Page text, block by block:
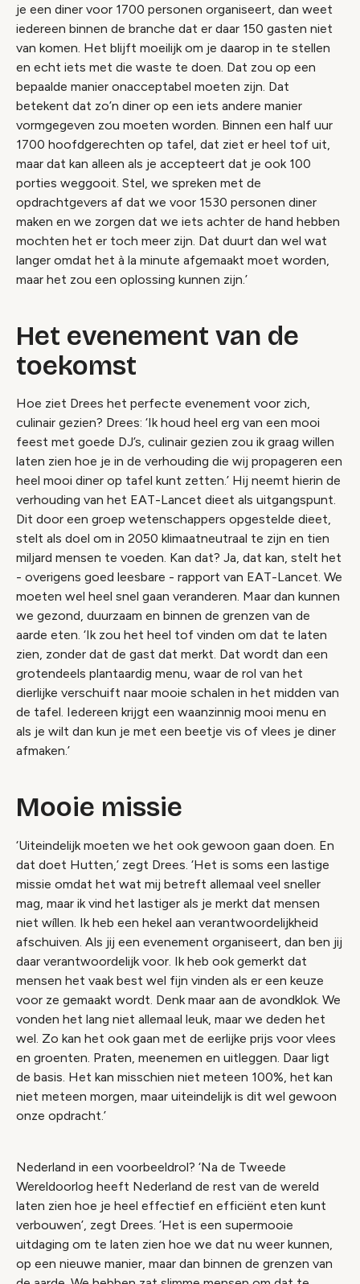
je een diner voor 1700 personen organiseert, dan weet
iedereen binnen de branche dat er daar 150 gasten niet
van komen. Het blijft moeilijk om je daarop in te stellen
en echt iets met die waste te doen. Dat zou op een
bepaalde manier onacceptabel moeten zijn. Dat
betekent dat zo’n diner op een iets andere manier
vormgegeven zou moeten worden. Binnen een half uur
1700 hoofdgerechten op tafel, dat ziet er heel tof uit,
maar dat kan alleen als je accepteert dat je ook 100
porties weggooit. Stel, we spreken met de
opdrachtgevers af dat we voor 1530 personen diner
maken en we zorgen dat we iets achter de hand hebben
mochten het er toch meer zijn. Dat duurt dan wel wat
langer omdat het à la minute afgemaakt moet worden,
maar het zou een oplossing kunnen zijn.’
Het evenement van de
toekomst
Hoe ziet Drees het perfecte evenement voor zich,
culinair gezien? Drees: ‘Ik houd heel erg van een mooi
feest met goede DJ’s, culinair gezien zou ik graag willen
laten zien hoe je in de verhouding die wij propageren een
heel mooi diner op tafel kunt zetten.’ Hij neemt hierin de
verhouding van het EAT-Lancet dieet als uitgangspunt.
Dit door een groep wetenschappers opgestelde dieet,
stelt als doel om in 2050 klimaatneutraal te zijn en tien
miljard mensen te voeden. Kan dat? Ja, dat kan, stelt het
- overigens goed leesbare - rapport van EAT-Lancet. We
moeten wel heel snel gaan veranderen. Maar dan kunnen
we gezond, duurzaam en binnen de grenzen van de
aarde eten. ‘Ik zou het heel tof vinden om dat te laten
zien, zonder dat de gast dat merkt. Dat wordt dan een
grotendeels plantaardig menu, waar de rol van het
dierlijke verschuift naar mooie schalen in het midden van
de tafel. Iedereen krijgt een waanzinnig mooi menu en
als je wilt dan kun je met een beetje vis of vlees je diner
afmaken.’
Mooie missie
‘Uiteindelijk moeten we het ook gewoon gaan doen. En
dat doet Hutten,’ zegt Drees. ‘Het is soms een lastige
missie omdat het wat mij betreft allemaal veel sneller
mag, maar ik vind het lastiger als je merkt dat mensen
niet wíllen. Ik heb een hekel aan verantwoordelijkheid
afschuiven. Als jij een evenement organiseert, dan ben jij
daar verantwoordelijk voor. Ik heb ook gemerkt dat
mensen het vaak best wel fijn vinden als er een keuze
voor ze gemaakt wordt. Denk maar aan de avondklok. We
vonden het lang niet allemaal leuk, maar we deden het
wel. Zo kan het ook gaan met de eerlijke prijs voor vlees
en groenten. Praten, meenemen en uitleggen. Daar ligt
de basis. Het kan misschien niet meteen 100%, het kan
niet meteen morgen, maar uiteindelijk is dit wel gewoon
onze opdracht.’
Nederland in een voorbeeldrol? ‘Na de Tweede
Wereldoorlog heeft Nederland de rest van de wereld
laten zien hoe je heel effectief en efficiënt eten kunt
verbouwen’, zegt Drees. ‘Het is een supermooie
uitdaging om te laten zien hoe we dat nu weer kunnen,
op een nieuwe manier, maar dan binnen de grenzen van